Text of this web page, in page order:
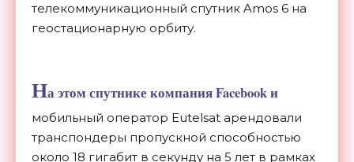
телекоммуникационный спутник Amos 6 на
геостационарную орбиту.
На этом спутнике компания Facebook и
мобильный оператор Eutelsat арендовали
транспондеры пропускной способностью
около 18 гигабит в секунду на 5 лет в рамках